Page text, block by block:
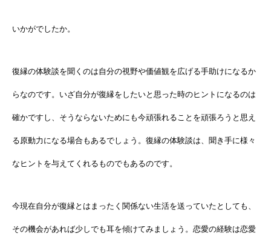
いかがでしたか。
復縁の体験談を聞くのは自分の視野や価値観を広げる手助けになるか
らなのです。いざ自分が復縁をしたいと思った時のヒントになるのは
確かですし、そうならないためにも今頑張れることを頑張ろうと思え
る原動力になる場合もあるでしょう。復縁の体験談は、聞き手に様々
なヒントを与えてくれるものでもあるのです。
今現在自分が復縁とはまったく関係ない生活を送っていたとしても、
その機会があれば少しでも耳を傾けてみましょう。恋愛の経験は恋愛